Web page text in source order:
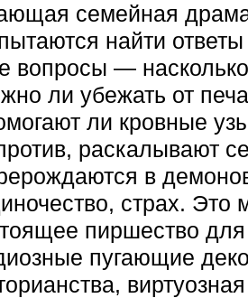
семейная
найти
вопросы —
ли убежать от
ли кровные
раскалывают
в
страх. Это
пиршество для
пугающие